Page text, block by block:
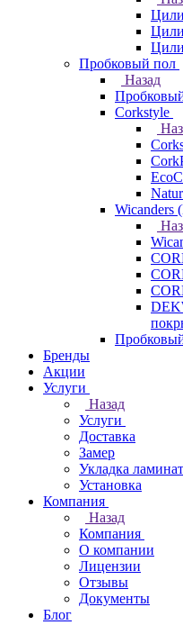
Пробковый пол
Назад
Corkstyle
Wicanders
Бренды
Акции
Услуги
Назад
Услуги
Доставка
Замер
Укладка
Установка
Компания
Назад
Компания
О компании
Лицензии
Отзывы
Документы
Блог